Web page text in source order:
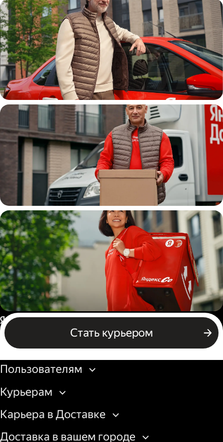
Автокурьер
Водитель
грузовой машины
Пеший курьер
Стать курьером
Россия
Бизнесу
Пользователям
Курьерам
Карьера в Доставке
Доставка в вашем городе